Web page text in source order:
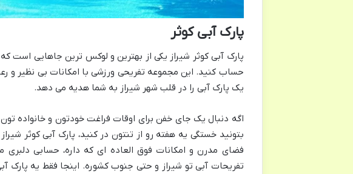
پارک آبی کوثر
پارک آبی کوثر شیراز یکی از بهترین و لوکس ترین جاهایی است
حساب کنید. این مجموعه تفریحی ورزشی با امکانات بی نظیر و
یک پارک آبی را در قلب شهر شیراز به شما هدیه می دهد.
اگه دنبال یک جای خفن برای اوقات فراغت خودتون و خانواده
بتونید خستگی یه هفته رو از تنتون در کنید، پارک آبی کوثر
فضای مدرن و امکانات فوق العاده ای که داره، حسابی
تفریحات آبی تو شیراز و حتی جنوب کشوره. اینجا فقط یه پارک